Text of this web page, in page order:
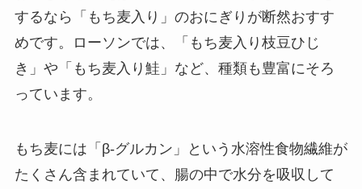
するなら「もち麦入り」のおにぎりが断然おすす
めです。ローソンでは、「もち麦入り枝豆ひじ
き」や「もち麦入り鮭」など、種類も豊富にそろ
っています。
もち麦には「β-グルカン」という水溶性食物繊維が
たくさん含まれていて、腸の中で水分を吸収して